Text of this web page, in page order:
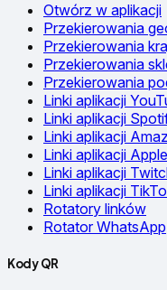
Otwórz w aplikacji
Przekierowania
Przekierowania
Przekierowania
Przekierowania
Linki aplikacji
Linki aplikacji
Linki aplikacji
Linki aplikacji
Linki aplikacji
Linki aplikacji
Rotatory linków
Rotator WhatsApp
Kody QR